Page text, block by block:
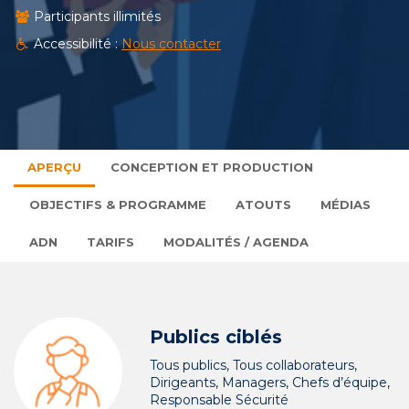
Participants illimités
Accessibilité :Nous contacter
APERÇU CONCEPTION ET PRODUCTION
OBJECTIFS & PROGRAMME ATOUTS MÉDIAS
ADN TARIFS MODALITÉS / AGENDA
Publics ciblés
Tous publics, Tous collaborateurs,
Dirigeants, Managers, Chefs d’équipe,
Responsable Sécurité